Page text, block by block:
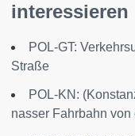
interessieren
POL-GT:
Straße
POL-KN:
nasser Fahrbahn von